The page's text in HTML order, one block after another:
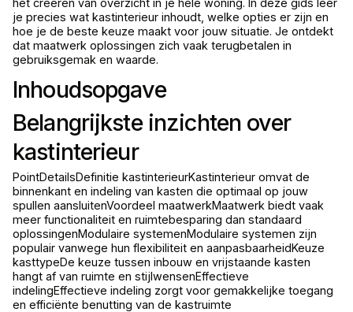
het creëren van overzicht in je hele woning. In deze gids leer
je precies wat kastinterieur inhoudt, welke opties er zijn en
hoe je de beste keuze maakt voor jouw situatie. Je ontdekt
dat maatwerk oplossingen zich vaak terugbetalen in
gebruiksgemak en waarde.
Inhoudsopgave
Belangrijkste inzichten over
kastinterieur
PointDetailsDefinitie kastinterieurKastinterieur omvat de
binnenkant en indeling van kasten die optimaal op jouw
spullen aansluitenVoordeel maatwerkMaatwerk biedt vaak
meer functionaliteit en ruimtebesparing dan standaard
oplossingenModulaire systemenModulaire systemen zijn
populair vanwege hun flexibiliteit en aanpasbaarheidKeuze
kasttypeDe keuze tussen inbouw en vrijstaande kasten
hangt af van ruimte en stijlwensenEffectieve
indelingEffectieve indeling zorgt voor gemakkelijke toegang
en efficiënte benutting van de kastruimte